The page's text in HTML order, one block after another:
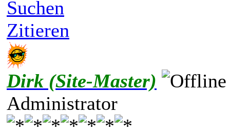
Suchen
Zitieren
Dirk (Site-Master)
Administrator